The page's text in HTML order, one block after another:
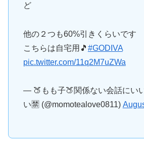
ど
他の２つも60%引きくらいです
こちらは自宅用🎵 #GODIVA
pic.twitter.com/11q2M7uZWa
— 🍑もも子🍑関係ない会話にい
い🈲 (@momotealove0811)